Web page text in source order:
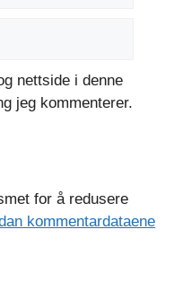
nettside i denne
jeg kommenterer.
for å redusere
kommentardataene